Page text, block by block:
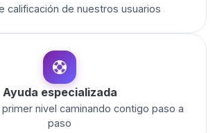
calificación de nuestros usuarios
Ayuda especializada
nivel caminando contigo paso a
paso